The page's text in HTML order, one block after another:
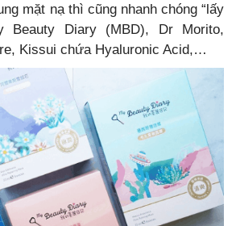
mặt nạ thì cũng nhanh chóng “lấy
Beauty Diary (MBD), Dr Morito,
Kissui chứa Hyaluronic Acid,…